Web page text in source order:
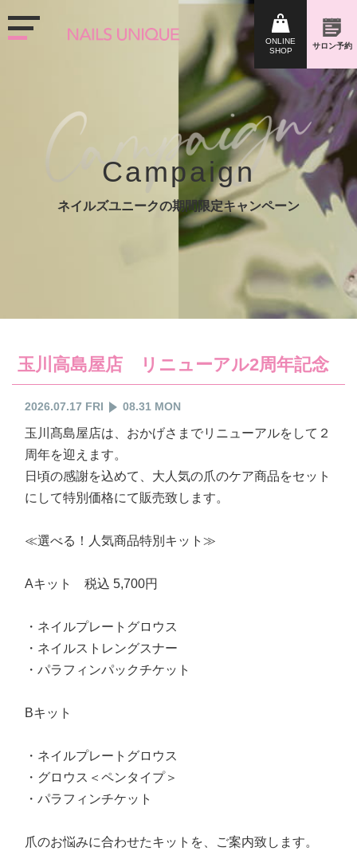
Campaign
ネイルズユニークの期間限定キャンペーン
玉川高島屋店 リニューアル2周年記念
2026.07.17 FRI 08.31 MON
玉川髙島屋店は、おかげさまでリニューアルをして２
周年を迎えます。
日頃の感謝を込めて、大人気の爪のケア商品をセット
にして特別価格にて販売致します。
≪選べる！人気商品特別キット≫
Aキット 税込 5,700円
・ネイルプレートグロウス
・ネイルストレングスナー
・パラフィンパックチケット
Bキット
・ネイルプレートグロウス
・グロウス＜ペンタイプ＞
・パラフィンチケット
爪のお悩みに合わせたキットを、ご案内致します。